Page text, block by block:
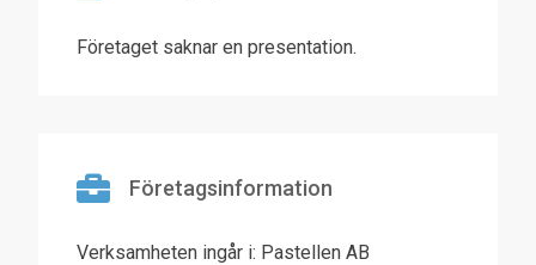
Företaget saknar en presentation.
Företagsinformation
Verksamheten ingår i: Pastellen AB